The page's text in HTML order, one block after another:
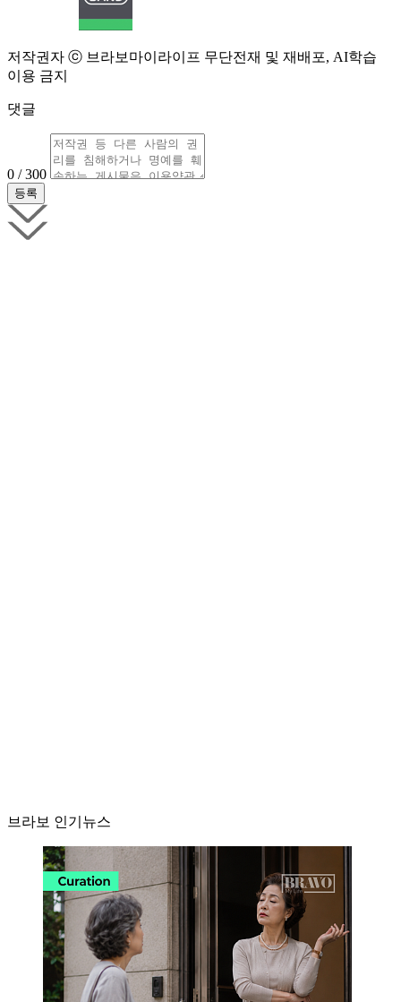
저작권자 ⓒ 브라보마이라이프 무단전재 및 재배포, AI학습
이용 금지
댓글
0 / 300
브라보 인기뉴스